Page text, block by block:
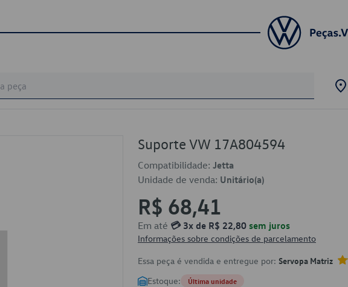
Suporte VW 17A804594
Compatibilidade: Jetta
Unidade de venda: Unitário(a)
R$ 68,41
Em até 💳 3x de R$ 22,80 sem juros
Informações sobre condições de parcelamento
Essa peça é vendida e entregue por: Servopa Matriz
Estoque: Última unidade